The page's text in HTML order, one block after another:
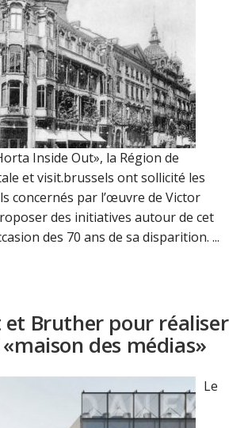
Inside Out», la Région de
et visit.brussels ont sollicité les
concernés par l’œuvre de Victor
des initiatives autour de cet
des 70 ans de sa disparition. ...
et Bruther pour réaliser
des médias»
Le